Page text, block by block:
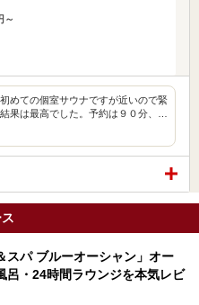
～
めての個室サウナですが近いので緊
果は最高でした。予約は９０分、…
スパ ブルーオーシャン」オー
呂・24時間ラウンジを本気レビ